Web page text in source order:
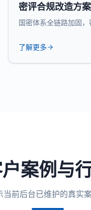
密评合规改造方案
国密体系全链路加固
了解更多
案例与
前后台已维护的真实